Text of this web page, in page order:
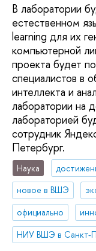
В лаборатории
естественном
learning для их
компьютерной
проекта будет
специалистов в
интеллекта и
лаборатории на
лабораторией
сотрудник
Петербург.
Наука
новое в ВШЭ
официально
НИУ ВШЭ в Санкт-